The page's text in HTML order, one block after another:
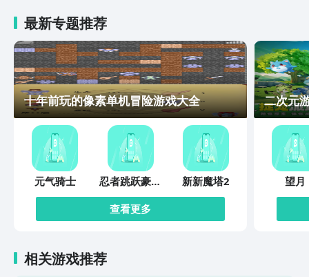
—电脑一键反控安卓设备，摆脱工作低头
族，电脑回手机消息超方便！更能体验轻
松键鼠玩手游的乐趣！ 多台设备投屏一
台电脑 —支持无延迟地同时投屏4台设备
，可以同时观看不同的屏幕，还不用来回
切换APP，工作效率大大提高！ 跨网云
投屏 —打破局域网投屏限制，轻松实现
一键远程投屏，拉近心与心的距离！ 多
种方式一键投屏 —支持快捷投屏，USB
投屏电脑、电视！还可以选择扫码投屏，
投屏码投屏，多种投屏方式纵享投屏的乐
趣！ 息屏投屏 —内置手机息屏投屏功
能，减少投屏手机耗电，投屏无负担！
【玩转投屏】 线上演唱会投屏 —打破线
会，大屏舔颜，犹如亲临演唱会现场！
投屏直播游戏 —无需复杂设备，将暗区
最新专题推荐
十年前玩的像素单机冒险游戏大全
元气骑士 忍者跳跃豪华
版
新新魔塔2
查看更多
二次元
望月
相关游戏推荐